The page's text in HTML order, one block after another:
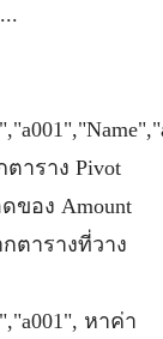
ตาราง Pivot
ของ Amount
กตารางที่วาง
หาค่า